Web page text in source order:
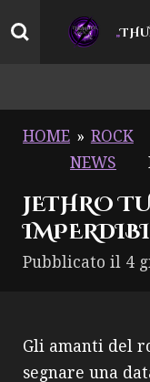
Vai
„
HOME » ROCK
NEWS
JETHRO
Pubblicato il 4
Gli amanti del
segnare una